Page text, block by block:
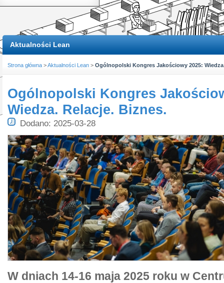
Aktualności Lean
Strona główna >Aktualności Lean > Ogólnopolski Kongres Jakościowy 2025:
Ogólnopolski Kongres
Wiedza. Relacje. Biznes.
Dodano: 2025-03-28
W dniach 14-16 maja 2025 roku w